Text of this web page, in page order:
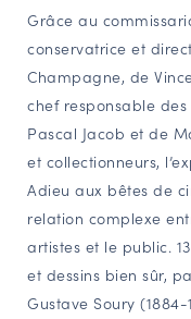
Grâce au
conservatrice et
Champagne, de
chef responsable
Pascal Jacob et de
et collectionneurs,
Adieu aux bêtes de
relation complexe
artistes et le public.
et dessins bien sûr,
Gustave Soury